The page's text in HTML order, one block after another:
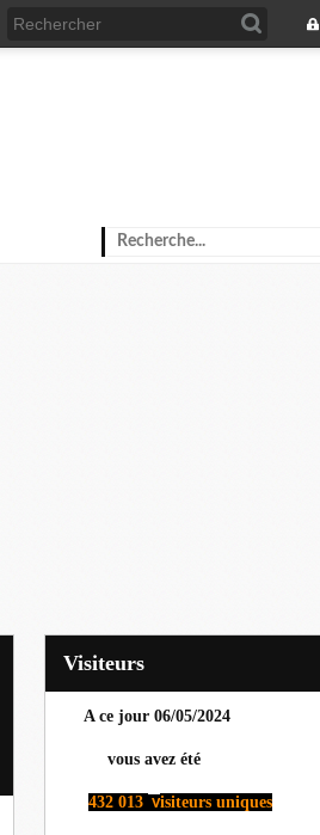
Visiteurs
A ce jour 06/05/2024
vous avez été
432 013 visiteurs uniques